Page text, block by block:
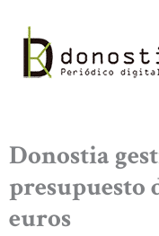
contenido
Donostia
presupuesto
euros